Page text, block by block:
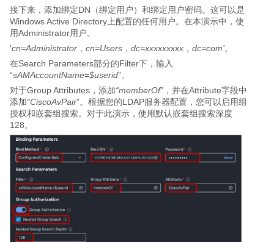
接下来，添加绑定DN（绑定用户）和绑定用户密码。这可以是
Windows Active Directory上配置的任何用户。在本演示中，使
用Administrator用户。
'cn=Administrator，cn=Users，dc=xxxxxxxxx，dc=com'。
在Search Parameters部分的Filter下，输入
“sAMAccountName=$userid”。
对于Group Attributes，添加“memberOf”，并在Attribute字段中
添加“CiscoAvPair”。根据您的LDAP服务器配置，您可以启用组
授权和嵌套组搜索。对于此演示，使用默认嵌套组搜索深度
128。